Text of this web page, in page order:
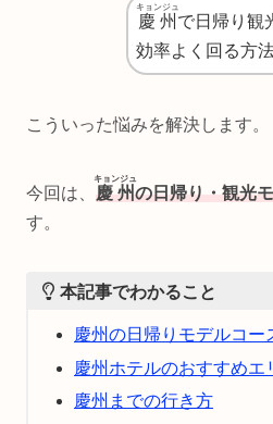
慶州
キョンジュ
で日帰り観
効率よく回る方
こういった悩みを解決します。
今回は、 慶州
キョンジュ
の日帰り・観光
す。
本記事でわかること
慶州の日帰りモデルコー
慶州ホテルのおすすめエ
慶州までの行き方